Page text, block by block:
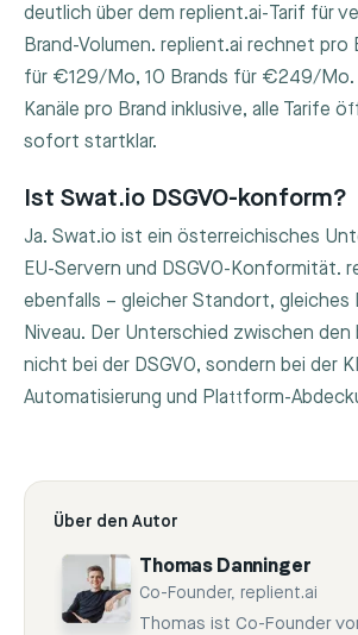
deutlich über dem replient.ai-Tarif für
Brand-Volumen. replient.ai rechnet pro
für €129/Mo, 10 Brands für €249/Mo.
Kanäle pro Brand inklusive, alle Tarife
sofort startklar.
Ist Swat.io DSGVO-konform?
Ja. Swat.io ist ein österreichisches
EU-Servern und DSGVO-Konformität.
ebenfalls – gleicher Standort, gleiches
Niveau. Der Unterschied zwischen den
nicht bei der DSGVO, sondern bei der
Automatisierung und Plattform-
Über den Autor
Thomas Danninger
Co-Founder, replient.ai
Thomas ist Co-Founder